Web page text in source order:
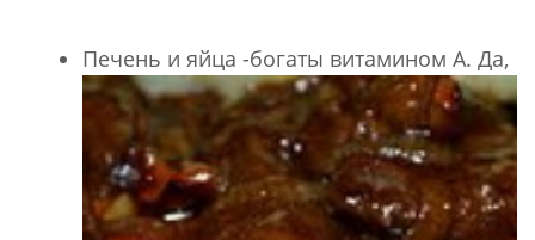
Печень и яйца -богаты витамином А. Да,